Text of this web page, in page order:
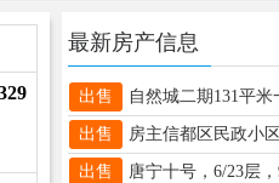
最新房产信息
出售
出售
出售